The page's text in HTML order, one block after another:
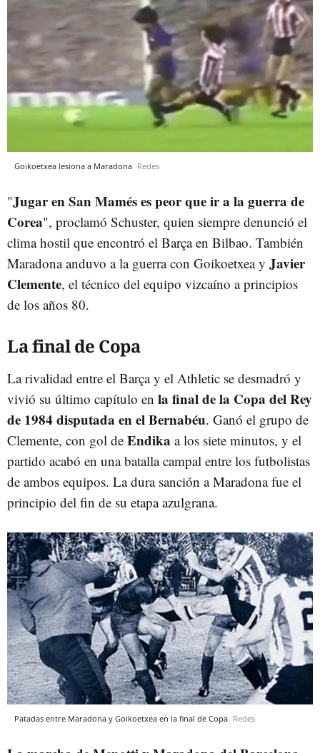
Goikoetxea lesiona a Maradona Redes
"Jugar en San Mamés es peor que ir a la guerra de
Corea", proclamó Schuster, quien siempre denunció el
clima hostil que encontró el Barça en Bilbao. También
Maradona anduvo a la guerra con Goikoetxea y Javier
Clemente, el técnico del equipo vizcaíno a principios
de los años 80.
La final de Copa
La rivalidad entre el Barça y el Athletic se desmadró y
vivió su último capítulo en la final de la Copa del Rey
de 1984 disputada en el Bernabéu. Ganó el grupo de
Clemente, con gol de Endika a los siete minutos, y el
partido acabó en una batalla campal entre los futbolistas
de ambos equipos. La dura sanción a Maradona fue el
principio del fin de su etapa azulgrana.
Patadas entre Maradona y Goikoetxea en la final de Copa Redes